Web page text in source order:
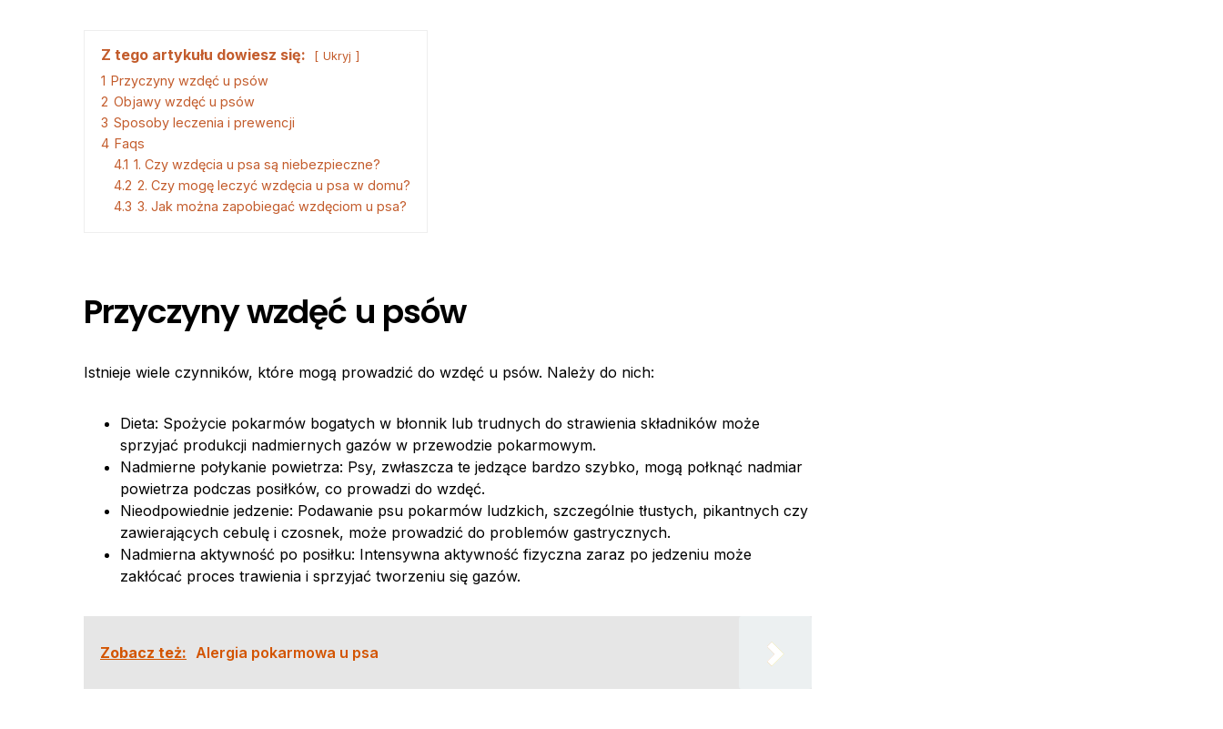
Z tego artykułu dowiesz się: Ukryj
1 Przyczyny wzdęć u psów
2 Objawy wzdęć u psów
3 Sposoby leczenia i prewencji
4 Faqs
4.1 1. Czy wzdęcia u psa są niebezpieczne?
4.2 2. Czy mogę leczyć wzdęcia u psa w domu?
4.3 3. Jak można zapobiegać wzdęciom u psa?
Przyczyny wzdęć u psów
Istnieje wiele czynników, które mogą prowadzić do wzdęć u psów. Należy do nich:
Dieta: Spożycie pokarmów bogatych w błonnik lub trudnych do strawienia składników może
sprzyjać produkcji nadmiernych gazów w przewodzie pokarmowym.
Nadmierne połykanie powietrza: Psy, zwłaszcza te jedzące bardzo szybko, mogą połknąć nadmiar
powietrza podczas posiłków, co prowadzi do wzdęć.
Nieodpowiednie jedzenie: Podawanie psu pokarmów ludzkich, szczególnie tłustych, pikantnych czy
zawierających cebulę i czosnek, może prowadzić do problemów gastrycznych.
Nadmierna aktywność po posiłku: Intensywna aktywność fizyczna zaraz po jedzeniu może
zakłócać proces trawienia i sprzyjać tworzeniu się gazów.
Zobacz też: Alergia pokarmowa u psa